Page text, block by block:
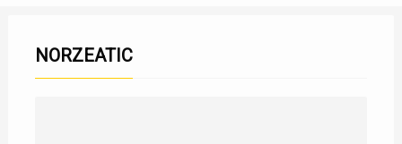
NORZEATIC